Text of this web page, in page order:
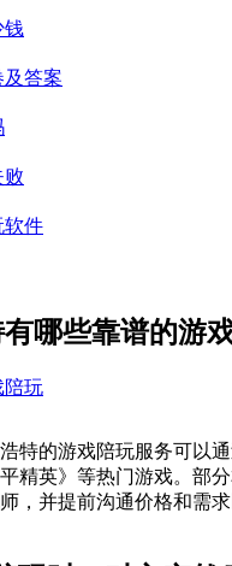
钱
及答案
败
软件
哪些靠谱的游
陪玩
特的游戏陪玩服务可以通
平精英》等热门游戏。部
，并提前沟通价格和需求